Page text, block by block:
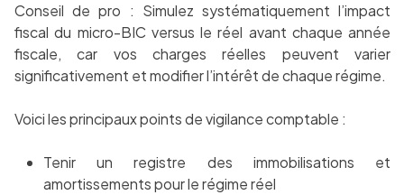
Conseil de pro : Simulez systématiquement l’impact
fiscal du micro-BIC versus le réel avant chaque année
fiscale, car vos charges réelles peuvent varier
significativement et modifier l’intérêt de chaque régime.
Voici les principaux points de vigilance comptable :
Tenir un registre des immobilisations et
amortissements pour le régime réel